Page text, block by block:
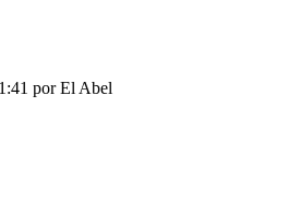
porEl Abel